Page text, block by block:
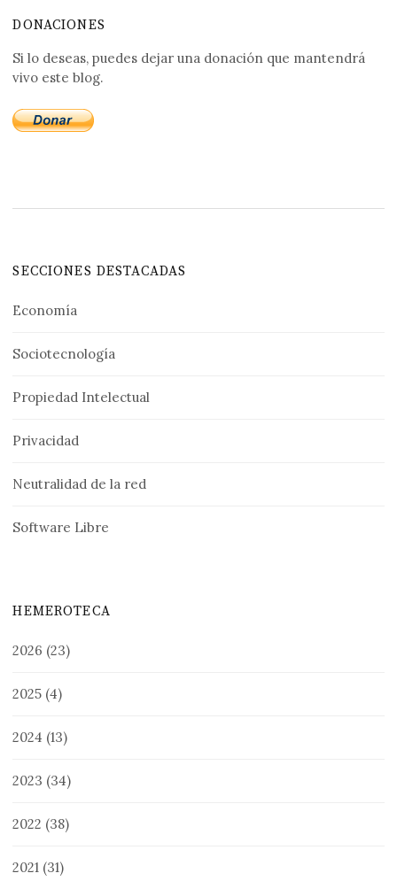
DONACIONES
Si lo deseas, puedes dejar una donación que mantendrá
vivo este blog.
SECCIONES DESTACADAS
Economía
Sociotecnología
Propiedad Intelectual
Privacidad
Neutralidad de la red
Software Libre
HEMEROTECA
2026 (23)
2025 (4)
2024 (13)
2023 (34)
2022 (38)
2021 (31)